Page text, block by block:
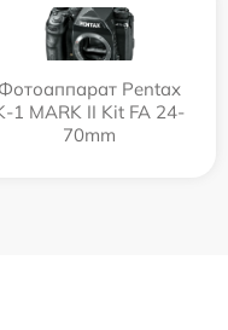
Фотоаппарат Pentax
1 MARK II Kit FA 24-
70mm